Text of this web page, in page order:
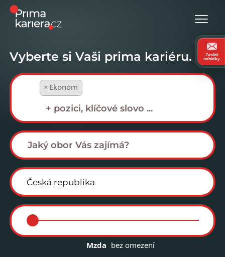
Vyberte si Vaši prima kariéru.
× Ekonom
Mzda bez omezení
Zasílat
nabídky